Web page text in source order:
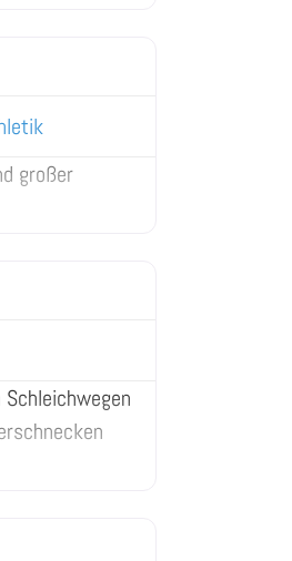
großer